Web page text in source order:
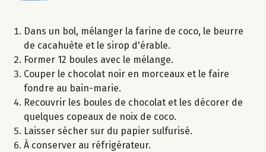
Dans un bol, mélanger la farine de coco, le beurre
de cacahuète et le sirop d'érable.
Former 12 boules avec le mélange.
Couper le chocolat noir en morceaux et le faire
fondre au bain-marie.
Recouvrir les boules de chocolat et les décorer de
quelques copeaux de noix de coco.
Laisser sécher sur du papier sulfurisé.
À conserver au réfrigérateur.